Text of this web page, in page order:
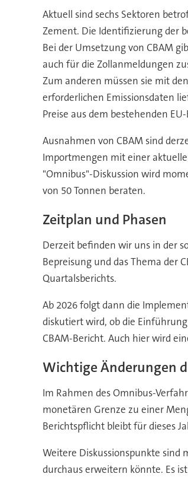
Aktuell sind sechs Sektoren
Zement. Die Identifizierung der
Bei der Umsetzung von CBAM
auch für die Zollanmeldungen
Zum anderen müssen sie mit
erforderlichen Emissionsdaten
Preise aus dem bestehenden
Ausnahmen von CBAM sind
Importmengen mit einer
"Omnibus"-Diskussion wird
von 50 Tonnen beraten.
Zeitplan und Phasen
Derzeit befinden wir uns in der
Bepreisung und das Thema der
Quartalsberichts.
Ab 2026 folgt dann die
diskutiert wird, ob die
CBAM-Bericht. Auch hier wird
Wichtige Änderungen
Im Rahmen des Omnibus-
monetären Grenze zu einer
Berichtspflicht bleibt für dieses
Weitere Diskussionspunkte sind
durchaus erweitern könnte. Es